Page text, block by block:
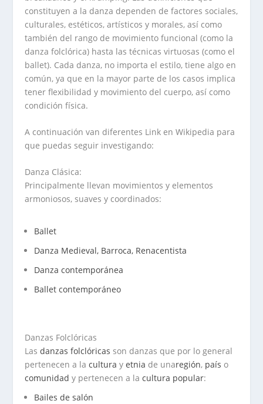
constituyen a la danza dependen de factores sociales,
culturales, estéticos, artísticos y morales, así como
también del rango de movimiento funcional (como la
danza folclórica) hasta las técnicas virtuosas (como el
ballet). Cada danza, no importa el estilo, tiene algo en
común, ya que en la mayor parte de los casos implica
tener flexibilidad y movimiento del cuerpo, así como
condición física.
A continuación van diferentes Link en Wikipedia para
que puedas seguir investigando:
Danza Clásica:
Principalmente llevan movimientos y elementos
armoniosos, suaves y coordinados:
Ballet
Danza Medieval, Barroca, Renacentista
Danza contemporánea
Ballet contemporáneo
Danzas Folclóricas
Lasdanzas folclóricas son danzas que por lo general
pertenecen a lacultura yetnia de unaregión, país o
comunidad y pertenecen a lacultura popular:
Bailes de salón